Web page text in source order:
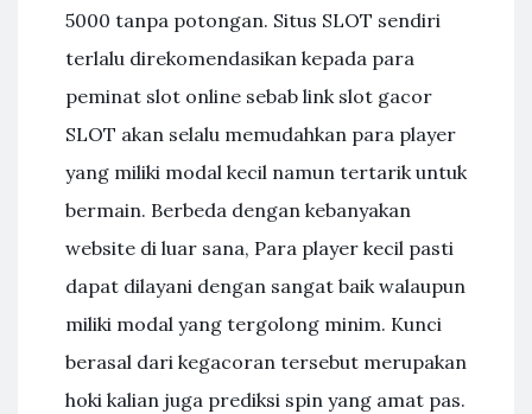
5000 tanpa potongan. Situs SLOT sendiri
terlalu direkomendasikan kepada para
peminat slot online sebab link slot gacor
SLOT akan selalu memudahkan para player
yang miliki modal kecil namun tertarik untuk
bermain. Berbeda dengan kebanyakan
website di luar sana, Para player kecil pasti
dapat dilayani dengan sangat baik walaupun
miliki modal yang tergolong minim. Kunci
berasal dari kegacoran tersebut merupakan
hoki kalian juga prediksi spin yang amat pas.